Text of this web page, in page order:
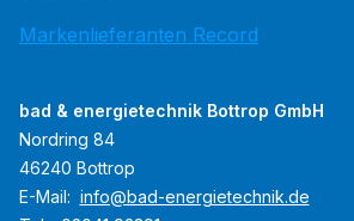
Markenlieferanten Record
bad & energietechnik Bottrop GmbH
Nordring 84
46240 Bottrop
E-Mail: info@bad-energietechnik.de